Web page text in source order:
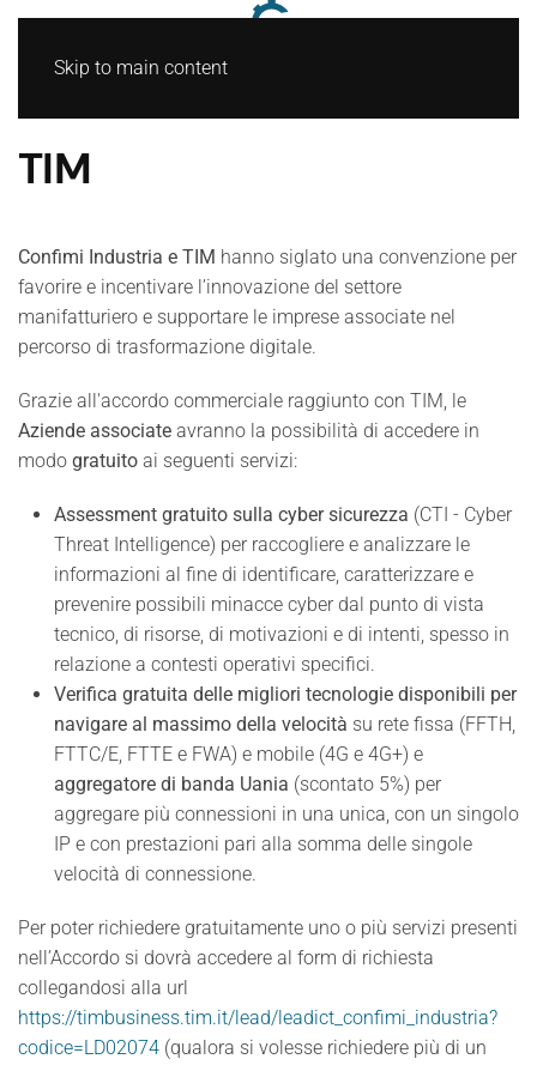
Skip to main content
TIM
Confimi Industria e TIM hanno siglato una convenzione per
favorire e incentivare l’innovazione del settore
manifatturiero e supportare le imprese associate nel
percorso di trasformazione digitale.
Grazie all'accordo commerciale raggiunto con TIM, le
Aziende associate avranno la possibilità di accedere in
modo gratuito ai seguenti servizi:
Assessment gratuito sulla cyber sicurezza (CTI - Cyber
Threat Intelligence) per raccogliere e analizzare le
informazioni al fine di identificare, caratterizzare e
prevenire possibili minacce cyber dal punto di vista
tecnico, di risorse, di motivazioni e di intenti, spesso in
relazione a contesti operativi specifici.
Verifica gratuita delle migliori tecnologie disponibili per
navigare al massimo della velocità su rete fissa (FFTH,
FTTC/E, FTTE e FWA) e mobile (4G e 4G+) e
aggregatore di banda Uania (scontato 5%) per
aggregare più connessioni in una unica, con un singolo
IP e con prestazioni pari alla somma delle singole
velocità di connessione.
Per poter richiedere gratuitamente uno o più servizi presenti
nell’Accordo si dovrà accedere al form di richiesta
collegandosi alla url
https://timbusiness.tim.it/lead/leadict_confimi_industria?
codice=LD02074 (qualora si volesse richiedere più di un